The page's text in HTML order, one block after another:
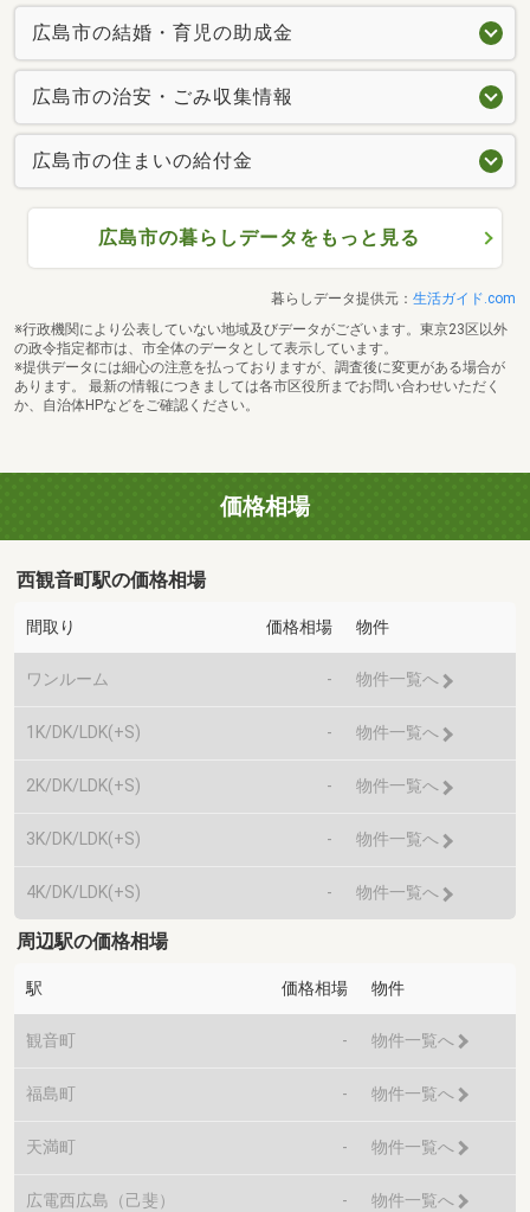
広島市の結婚・育児の助成金
広島市の治安・ごみ収集情報
広島市の住まいの給付金
広島市の暮らしデータをもっと見る
暮らしデータ提供元： 生活ガイド.com
※行政機関により公表していない地域及びデータがございます。東京23区以外
の政令指定都市は、市全体のデータとして表示しています。
※提供データには細心の注意を払っておりますが、調査後に変更がある場合が
あります。 最新の情報につきましては各市区役所までお問い合わせいただく
か、自治体HPなどをご確認ください。
価格相場
西観音町駅の価格相場
間取り 価格相場 物件
ワンルーム - 物件一覧へ
1K/DK/LDK(+S) - 物件一覧へ
2K/DK/LDK(+S) - 物件一覧へ
3K/DK/LDK(+S) - 物件一覧へ
4K/DK/LDK(+S) - 物件一覧へ
周辺駅の価格相場
駅 価格相場 物件
観音町 - 物件一覧へ
福島町 - 物件一覧へ
天満町 - 物件一覧へ
広電西広島（己斐） - 物件一覧へ